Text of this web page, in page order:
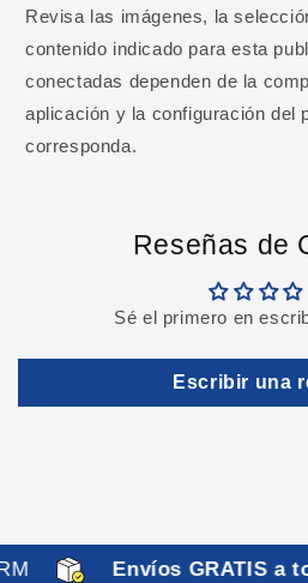
Revisa las imágenes, la
contenido indicado para esta
conectadas dependen de la
aplicación y la configuración del
corresponda.
Reseñas de
Sé el primero en
Escribir una
Envíos GRATIS a
OBTENER MI 10% DE
Al registrarte aceptas recibir
nuestraPolítica de